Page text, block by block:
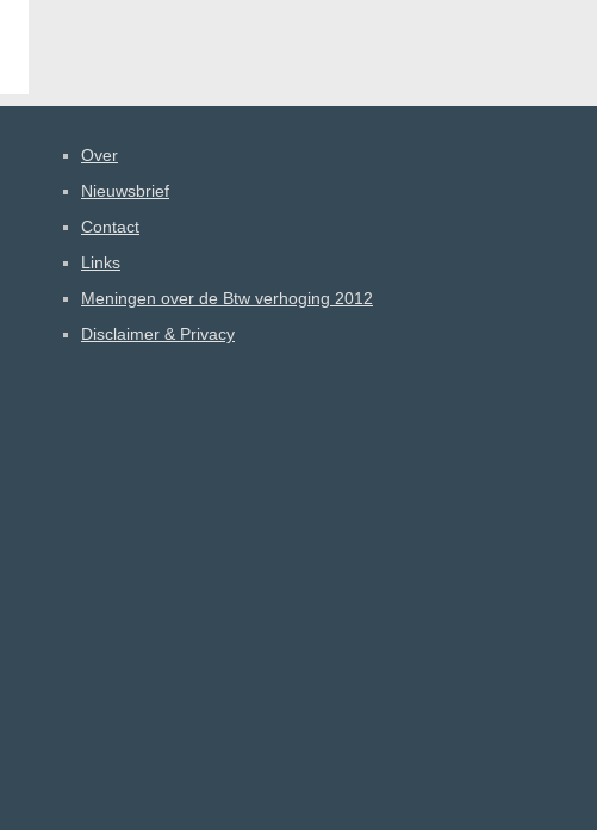
Over
Nieuwsbrief
Contact
Links
Meningen over de Btw verhoging 2012
Disclaimer & Privacy